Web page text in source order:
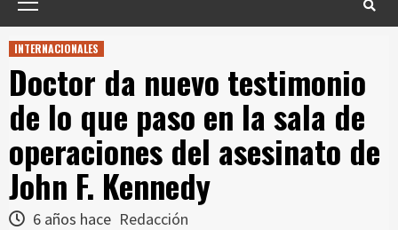
INTERNACIONALES
Doctor da nuevo testimonio
de lo que paso en la sala de
operaciones del asesinato de
John F. Kennedy
6 años hace Redacción